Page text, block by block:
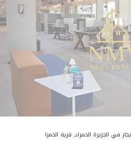
في الجزيرة الحمراء, قرية الحمرا